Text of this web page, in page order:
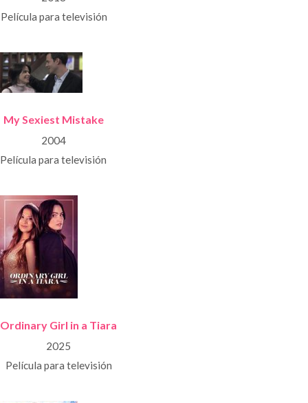
Película para televisión
My Sexiest Mistake
2004
Película para televisión
Ordinary Girl in a Tiara
2025
Película para televisión